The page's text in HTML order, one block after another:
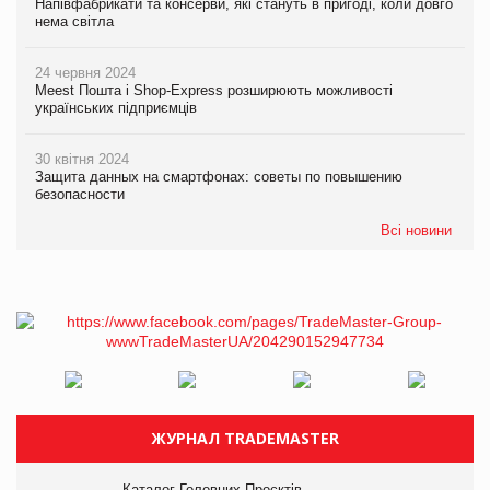
Напівфабрикати та консерви, які стануть в пригоді, коли довго
нема світла
24 червня 2024
Meest Пошта і Shop-Express розширюють можливості
українських підприємців
30 квітня 2024
Защита данных на смартфонах: советы по повышению
безопасности
Всі новини
ЖУРНАЛ TRADEMASTER